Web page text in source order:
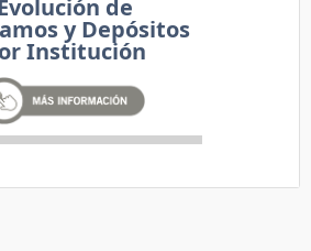
de
y Depósitos
Institución